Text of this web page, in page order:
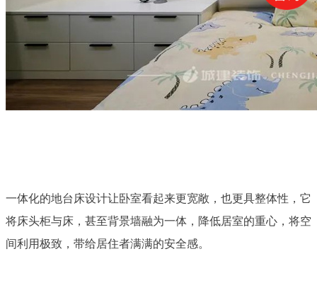
一体化的地台床设计让卧室看起来更宽敞，也更具整体性，它
将床头柜与床，甚至背景墙融为一体，降低居室的重心，将空
间利用极致，带给居住者满满的安全感。